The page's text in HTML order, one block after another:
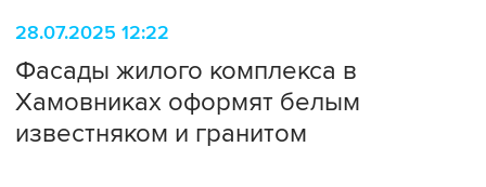
28.07.2025 12:22
Фасады жилого комплекса в
Хамовниках оформят белым
известняком и гранитом